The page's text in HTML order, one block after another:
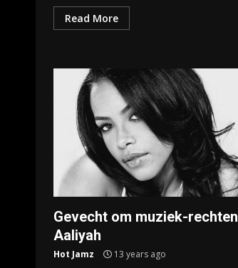
Read More
Gevecht om muziek-rechten
Aaliyah
Hot Jamz 13 years ago